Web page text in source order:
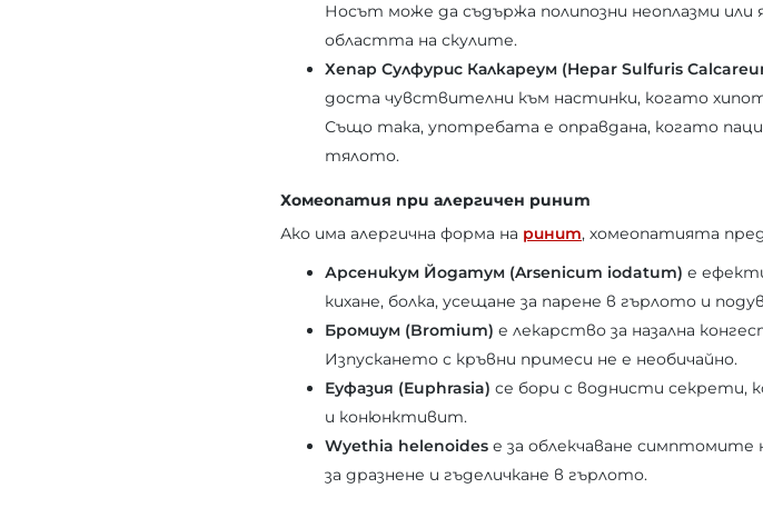
Носът може да съдържа полипозни неоплазми или
областта на скулите.
Хепар Сулфурис Калкареум (Hepar Sulfuris
доста чувствителни към настинки, когато
Също така, употребата е оправдана, когато
тялото.
Хомеопатия при алергичен ринит
Ако има алергична форма на ринит, хомеопатията
Арсеникум Йодатум (Arsenicum iodatum) е
кихане, болка, усещане за парене в гърлото и
Бромиум (Bromium) е лекарство за назална
Изпускането с кръвни примеси не е необичайно.
Еуфазия (Euphrasia) се бори с воднисти секрети,
и конюнктивит.
Wyethia helenoides е за облекчаване симптомите
за дразнене и гъделичкане в гърлото.